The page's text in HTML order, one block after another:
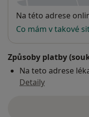
Dostupnost
Na této adrese
Co mám v takové
Způsoby platby
Na teto adrese
Detaily